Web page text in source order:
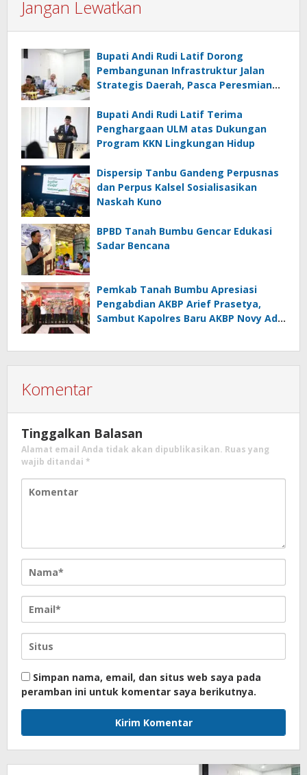
Jangan Lewatkan
Bupati Andi Rudi Latif Dorong
Pembangunan Infrastruktur Jalan
Strategis Daerah, Pasca Peresmian
Bupati Andi Rudi Latif Terima
Penghargaan ULM atas Dukungan
Program KKN Lingkungan Hidup
Dispersip Tanbu Gandeng Perpusnas
dan Perpus Kalsel Sosialisasikan
Naskah Kuno
BPBD Tanah Bumbu Gencar Edukasi
Sadar Bencana
Pemkab Tanah Bumbu Apresiasi
Pengabdian AKBP Arief Prasetya,
Sambut Kapolres Baru AKBP Novy Adi
Komentar
Tinggalkan Balasan
Alamat email Anda tidak akan dipublikasikan. Ruas yang
wajib ditandai *
Simpan nama, email, dan situs web saya pada
peramban ini untuk komentar saya berikutnya.